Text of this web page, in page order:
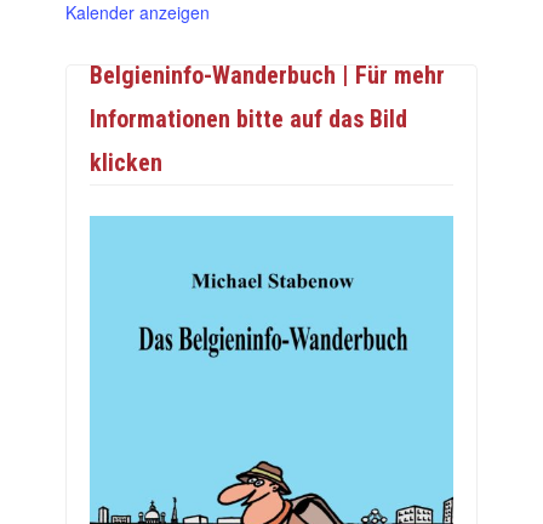
Kalender anzeigen
Belgieninfo-Wanderbuch | Für mehr
Informationen bitte auf das Bild
klicken